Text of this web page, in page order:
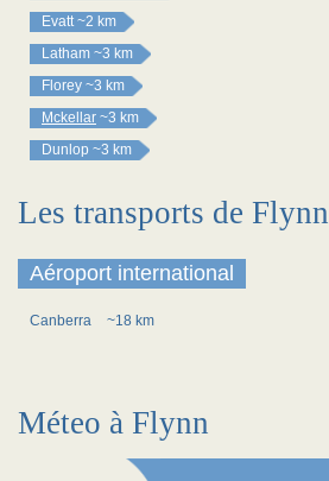
Evatt ~2 km
Latham ~3 km
Florey ~3 km
Mckellar ~3 km
Dunlop ~3 km
Les transports de Flynn
Aéroport international
Canberra ~18 km
Méteo à Flynn